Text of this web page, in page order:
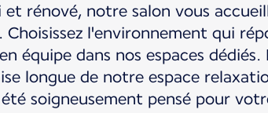
et rénové, notre salon vous
Choisissez l'environnement qui
équipe dans nos espaces
longue de notre espace
soigneusement pensé pour